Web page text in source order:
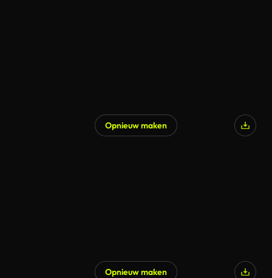
Opnieuw maken
Opnieuw maken